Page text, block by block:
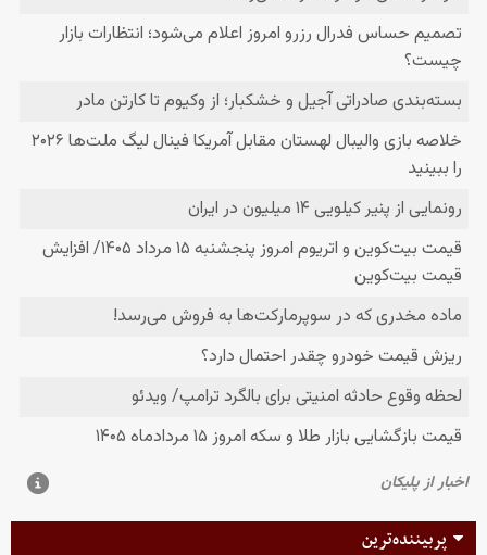
پربیننده‌ترین